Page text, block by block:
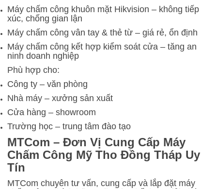
Máy chấm công khuôn mặt Hikvision – không tiếp
xúc, chống gian lận
Máy chấm công vân tay & thẻ từ – giá rẻ, ổn định
Máy chấm công kết hợp kiểm soát cửa – tăng an
ninh doanh nghiệp
Phù hợp cho:
Công ty – văn phòng
Nhà máy – xưởng sản xuất
Cửa hàng – showroom
Trường học – trung tâm đào tạo
MTCom – Đơn Vị Cung Cấp Máy
Chấm Công Mỹ Tho Đồng Tháp Uy
Tín
MTCom chuyên tư vấn, cung cấp và lắp đặt máy